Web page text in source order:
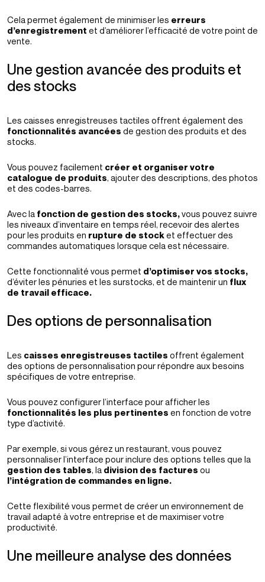
Cela permet également de minimiser les erreurs
d’enregistrement et d’améliorer l’efficacité de votre point de
vente.
Une gestion avancée des produits et
des stocks
Les caisses enregistreuses tactiles offrent également des
fonctionnalités avancées de gestion des produits et des
stocks.
Vous pouvez facilement créer et organiser votre
catalogue de produits, ajouter des descriptions, des photos
et des codes-barres.
Avec la fonction de gestion des stocks,vous pouvez suivre
les niveaux d’inventaire en temps réel, recevoir des alertes
pour les produits en rupture de stocket effectuer des
commandes automatiques lorsque cela est nécessaire.
Cette fonctionnalité vous permet d’optimiser vos stocks,
d’éviter les pénuries et les surstocks, et de maintenir un flux
de travail efficace.
Des options de personnalisation
Les caisses enregistreuses tactiles offrent également
des options de personnalisation pour répondre aux besoins
spécifiques de votre entreprise.
Vous pouvez configurer l’interface pour afficher les
fonctionnalités les plus pertinentes en fonction de votre
type d’activité.
Par exemple, si vous gérez un restaurant, vous pouvez
personnaliser l’interface pour inclure des options telles que la
gestion des tables, la division des factures ou
l’intégration de commandes en ligne.
Cette flexibilité vous permet de créer un environnement de
travail adapté à votre entreprise et de maximiser votre
productivité.
Une meilleure analyse des données